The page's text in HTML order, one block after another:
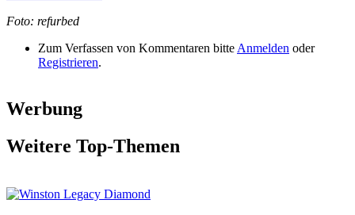
Foto: refurbed
Zum Verfassen von Kommentaren bitte Anmelden oder
Registrieren.
Werbung
Weitere Top-Themen